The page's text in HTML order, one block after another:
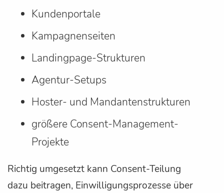
Kundenportale
Kampagnenseiten
Landingpage-Strukturen
Agentur-Setups
Hoster- und Mandantenstrukturen
größere Consent-Management-
Projekte
Richtig umgesetzt kann Consent-Teilung
dazu beitragen, Einwilligungsprozesse über